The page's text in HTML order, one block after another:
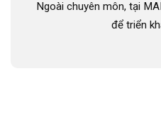
Ngoài chuyên môn, tại
để triển